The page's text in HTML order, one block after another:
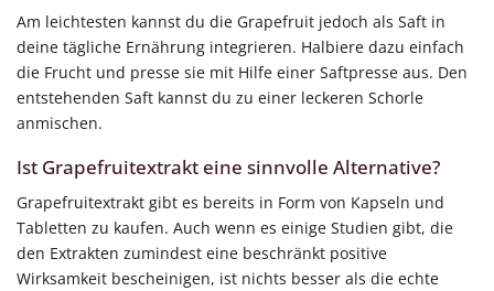
Am leichtesten kannst du die Grapefruit jedoch als Saft in
deine tägliche Ernährung integrieren. Halbiere dazu einfach
die Frucht und presse sie mit Hilfe einer Saftpresse aus. Den
entstehenden Saft kannst du zu einer leckeren Schorle
anmischen.
Ist Grapefruitextrakt eine sinnvolle Alternative?
Grapefruitextrakt gibt es bereits in Form von Kapseln und
Tabletten zu kaufen. Auch wenn es einige Studien gibt, die
den Extrakten zumindest eine beschränkt positive
Wirksamkeit bescheinigen, ist nichts besser als die echte